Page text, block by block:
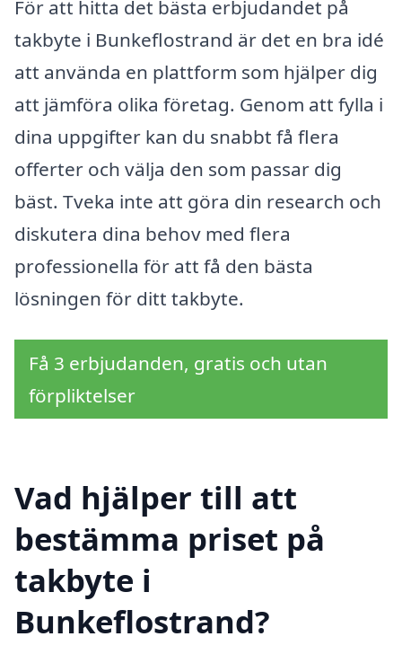
För att hitta det bästa erbjudandet på
takbyte i Bunkeflostrand är det en bra idé
att använda en plattform som hjälper dig
att jämföra olika företag. Genom att fylla i
dina uppgifter kan du snabbt få flera
offerter och välja den som passar dig
bäst. Tveka inte att göra din research och
diskutera dina behov med flera
professionella för att få den bästa
lösningen för ditt takbyte.
Få 3 erbjudanden, gratis och utan
förpliktelser
Vad hjälper till att
bestämma priset på
takbyte i
Bunkeflostrand?